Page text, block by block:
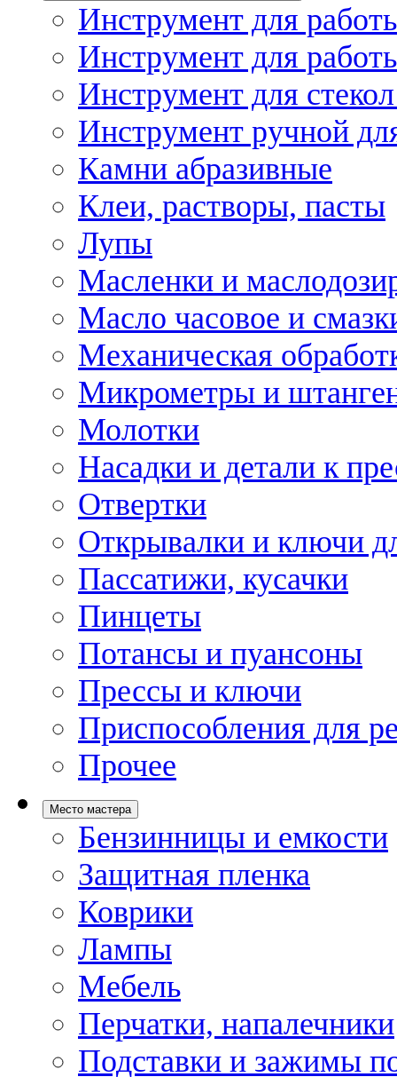
Инструмент для
Инструмент для
Инструмент для
Инструмент ручной
Камни абразивные
Клеи, растворы, пасты
Лупы
Масленки и
Масло часовое и
Механическая
Микрометры и
Молотки
Насадки и детали к
Отвертки
Открывалки и ключи
Пассатижи, кусачки
Пинцеты
Потансы и пуансоны
Прессы и ключи
Приспособления для
Прочее
Место мастера
Бензинницы и емкости
Защитная пленка
Коврики
Лампы
Мебель
Перчатки, напалечники
Подставки и зажимы